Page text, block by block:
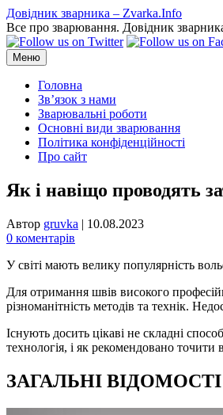
Перейти
до
вмісту
Довідник зварника – Zvarka.Info
Все про зварювання. Довідник
Меню
Головна
Зв’язок з нами
Зварювальні роботи
Основні види зварювання
Політика конфіденційності
Про сайт
Як і навіщо проводять
Автор gruvka | 10.08.2023
0 коментарів
У світі мають велику популярність
Для отримання швів високого
різноманітність методів та технік.
Існують досить цікаві не складні
технологія, і як рекомендовано
ЗАГАЛЬНІ ВІДОМОСТІ